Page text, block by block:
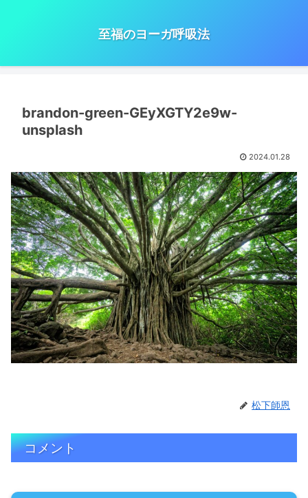
至福のヨーガ呼吸法
brandon-green-GEyXGTY2e9w-
unsplash
2024.01.28
松下師恩
コメント